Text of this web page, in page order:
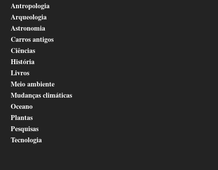
Antropologia
Arqueologia
Astronomia
Carros antigos
Ciências
História
Livros
Meio ambiente
Mudanças climáticas
Oceano
Plantas
Pesquisas
Tecnologia